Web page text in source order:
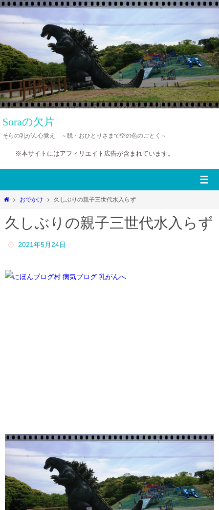
コ
ン
ン
ツ
へ
キ
Soraの欠片
そらの乳がん心覚え ～脱・おひとりさまで空の色のごとく～
※本サイトにはアフィリエイト広告が含まれています。
ホ
ム
おでかけ 久しぶりの親子三世代水入らず
久しぶりの親子三世代水入らず
2021年5月24日